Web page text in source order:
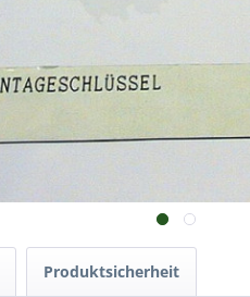
Produktsicherheit